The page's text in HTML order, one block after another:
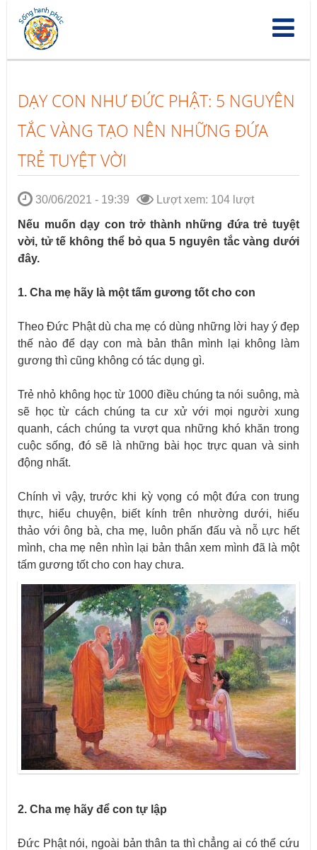
dung
DẠY CON NHƯ ĐỨC PHẬT: 5 NGUYÊN
TẮC VÀNG TẠO NÊN NHỮNG ĐỨA
TRẺ TUYỆT VỜI
30/06/2021 - 19:39 Lượt xem: 104 lượt
Nếu muốn dạy con trở thành những đứa trẻ tuyệt
vời, tử tế không thể bỏ qua 5 nguyên tắc vàng dưới
đây.
1. Cha mẹ hãy là một tấm gương tốt cho con
Theo Đức Phật dù cha mẹ có dùng những lời hay ý đẹp
thế nào để dạy con mà bản thân mình lại không làm
gương thì cũng không có tác dụng gì.
Trẻ nhỏ không học từ 1000 điều chúng ta nói suông, mà
sẽ học từ cách chúng ta cư xử với mọi người xung
quanh, cách chúng ta vượt qua những khó khăn trong
cuộc sống, đó sẽ là những bài học trực quan và sinh
động nhất.
Chính vì vậy, trước khi kỳ vọng có một đứa con trung
thực, hiểu chuyện, biết kính trên nhường dưới, hiếu
thảo với ông bà, cha mẹ, luôn phấn đấu và nỗ ʟực hết
mình, cha mẹ nên nhìn lại bản thân xem mình đã là một
tấm gương tốt cho con hay chưa.
2. Cha mẹ hãy để con tự lập
Đức Phật nói, ngoài bản thân ta thì chẳng ai có thể cứu